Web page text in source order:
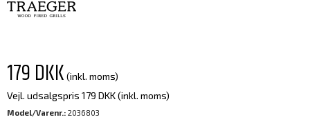
179 DKK (inkl. moms)
Vejl. udsalgspris 179 DKK(inkl. moms)
Model/Varenr.: 2036803